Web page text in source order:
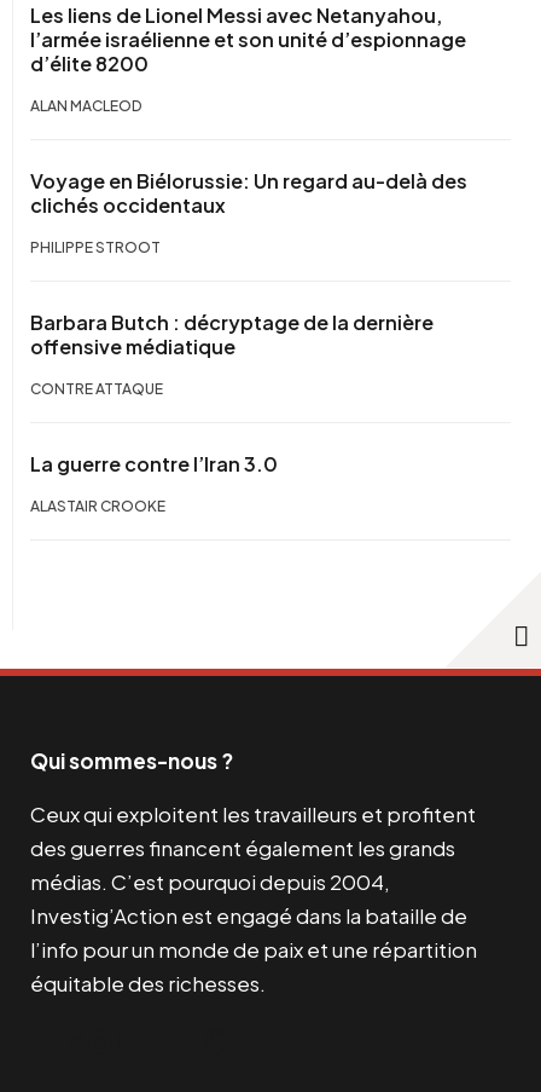
Les liens de Lionel Messi avec Netanyahou,
l’armée israélienne et son unité d’espionnage
d’élite 8200
ALAN MACLEOD
Voyage en Biélorussie: Un regard au-delà des
clichés occidentaux
PHILIPPE STROOT
Barbara Butch : décryptage de la dernière
offensive médiatique
CONTRE ATTAQUE
La guerre contre l’Iran 3.0
ALASTAIR CROOKE
Qui sommes-nous ?
Ceux qui exploitent les travailleurs et profitent
des guerres financent également les grands
médias. C’est pourquoi depuis 2004,
Investig’Action est engagé dans la bataille de
l’info pour un monde de paix et une répartition
équitable des richesses.